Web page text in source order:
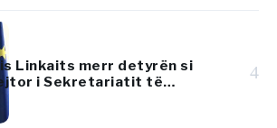
Linkaits merr detyrën si
i Sekretariatit të
të Komunitetit të
4